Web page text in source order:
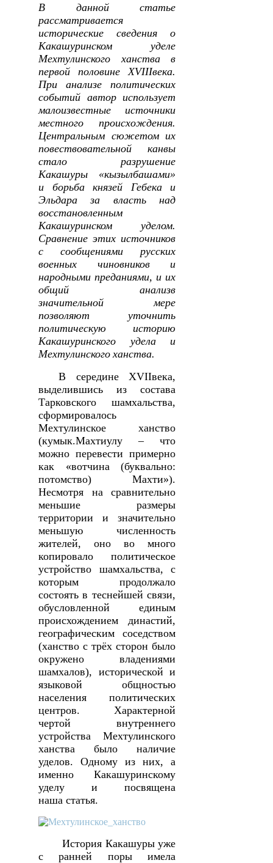
В данной статье
рассматривается
исторические сведения о
Какашуринском уделе
Мехтулинского ханства в
первой половине
XVIIIвека.
При анализе политических
событий автор использует
малоизвестные источники
местного происхождения.
Центральным сюжетом их
повествовательной канвы
стало разрушение
Какашуры «кызылбашами»
и борьба князей Гебека и
Эльдара за власть над
восстановленным
Какашуринском уделом.
Сравнение этих источников
с сообщениями русских
военных чиновников и
народными преданиями, и их
общий анализв
значительной мере
позволяют уточнить
политическую историю
Какашуринского
удела
и
Мехтулинского ханства.
В середине XVIIвека,
выделившись из состава
Тарковского шамхальства,
сформировалось
Мехтулинское ханство
(кумык.Махтиулу – что
можно перевести примерно
как «вотчина (буквально:
потомство) Махти»).
Несмотря на сравнительно
меньшие размеры
территории и значительно
меньшую численность
жителей, оно во много
копировало политическое
устройство шамхальства, с
которым продолжало
состоять в теснейшей связи,
обусловленной единым
происхождением династий,
географическим соседством
(ханство с трёх сторон было
окружено владениями
шамхалов), исторической и
языковой общностью
населения политических
центров. Характерной
чертой внутреннего
устройства Мехтулинского
ханства было наличие
уделов. Одному из них, а
именно Какашуринскому
уделу и посвящена
наша статья.
История Какашуры уже
с ранней поры имела